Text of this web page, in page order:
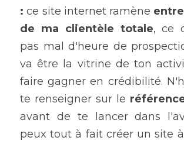
: ce site internet ramène
de ma clientèle totale, ce
pas mal d'heure de
va être la vitrine de ton
faire gagner en crédibilité.
te renseigner sur le
avant de te lancer dans
peux tout à fait créer un site